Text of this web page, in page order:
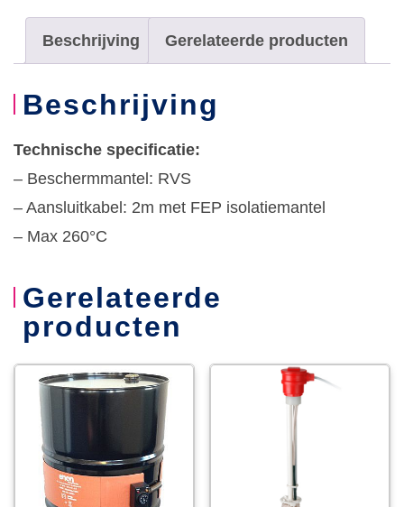
aansluitkabel
aantalBeschrijving Gerelateerde producten
Beschrijving
Technische specificatie:
– Beschermmantel: RVS
– Aansluitkabel: 2m met FEP isolatiemantel
– Max 260°C
Gerelateerde
producten